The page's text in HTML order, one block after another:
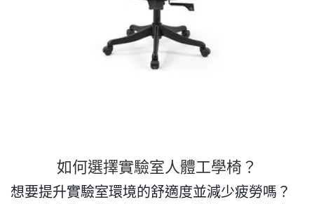
如何選擇實驗室人體工學椅？
想要提升實驗室環境的舒適度並減少疲勞嗎？